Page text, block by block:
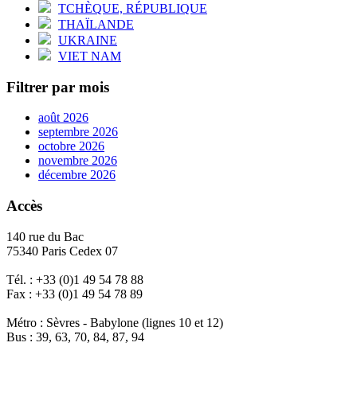
TCHÈQUE, RÉPUBLIQUE
THAÏLANDE
UKRAINE
VIET NAM
Filtrer par mois
août 2026
septembre 2026
octobre 2026
novembre 2026
décembre 2026
Accès
140 rue du Bac
75340 Paris Cedex 07
Tél. : +33 (0)1 49 54 78 88
Fax : +33 (0)1 49 54 78 89
Métro : Sèvres - Babylone (lignes 10 et 12)
Bus : 39, 63, 70, 84, 87, 94